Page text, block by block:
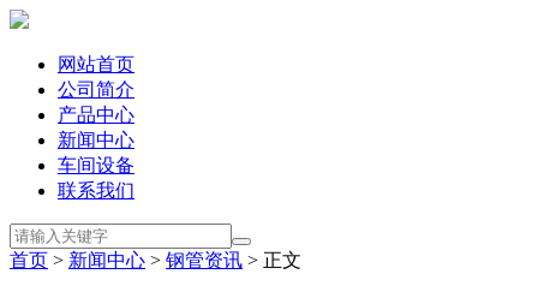
网站首页
公司简介
产品中心
新闻中心
车间设备
联系我们
首页 > 新闻中心 > 钢管资讯 > 正文